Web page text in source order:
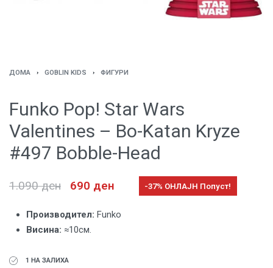
ДОМА › GOBLIN KIDS › ФИГУРИ
Funko Pop! Star Wars
Valentines – Bo-Katan Kryze
#497 Bobble-Head
1.090ден 690 ден -37% ОНЛАЈН Попуст!
Производител: Funko
Висина: ≈10см.
1 НА ЗАЛИХА